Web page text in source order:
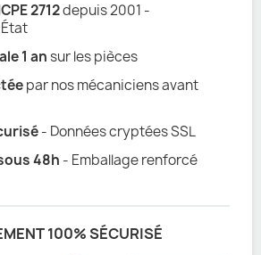
2712depuis 2001 -
1 ansur les pièces
par nos mécaniciens avant
- Données cryptées SSL
48h - Emballage renforcé
100% SÉCURISÉ